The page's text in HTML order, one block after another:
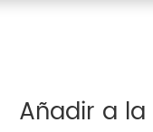
Añadir a